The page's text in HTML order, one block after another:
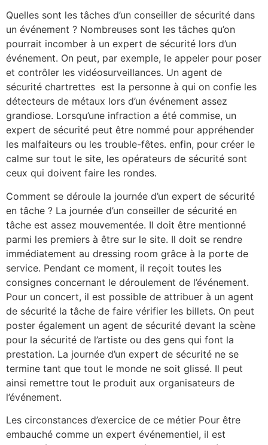
Quelles sont les tâches d’un conseiller de sécurité dans
un événement ? Nombreuses sont les tâches qu’on
pourrait incomber à un expert de sécurité lors d’un
événement. On peut, par exemple, le appeler pour poser
et contrôler les vidéosurveillances. Un agent de
sécurité chartrettes est la personne à qui on confie les
détecteurs de métaux lors d’un événement assez
grandiose. Lorsqu’une infraction a été commise, un
expert de sécurité peut être nommé pour appréhender
les malfaiteurs ou les trouble-fêtes. enfin, pour créer le
calme sur tout le site, les opérateurs de sécurité sont
ceux qui doivent faire les rondes.
Comment se déroule la journée d’un expert de sécurité
en tâche ? La journée d’un conseiller de sécurité en
tâche est assez mouvementée. Il doit être mentionné
parmi les premiers à être sur le site. Il doit se rendre
immédiatement au dressing room grâce à la porte de
service. Pendant ce moment, il reçoit toutes les
consignes concernant le déroulement de l’événement.
Pour un concert, il est possible de attribuer à un agent
de sécurité la tâche de faire vérifier les billets. On peut
poster également un agent de sécurité devant la scène
pour la sécurité de l’artiste ou des gens qui font la
prestation. La journée d’un expert de sécurité ne se
termine tant que tout le monde ne soit glissé. Il peut
ainsi remettre tout le produit aux organisateurs de
l’événement.
Les circonstances d’exercice de ce métier Pour être
embauché comme un expert événementiel, il est